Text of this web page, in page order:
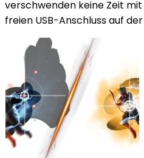
verschwenden keine Zeit
freien USB-Anschluss auf